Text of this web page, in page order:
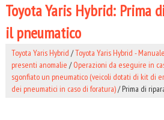
Toyota Yaris Hybrid: Prima
il pneumatico
Toyota Yaris Hybrid /Toyota Yaris Hybrid -
presenti anomalie /Operazioni da eseguire in
sgonfiato un pneumatico (veicoli dotati di kit di
dei pneumatici in caso di foratura)/ Prima di